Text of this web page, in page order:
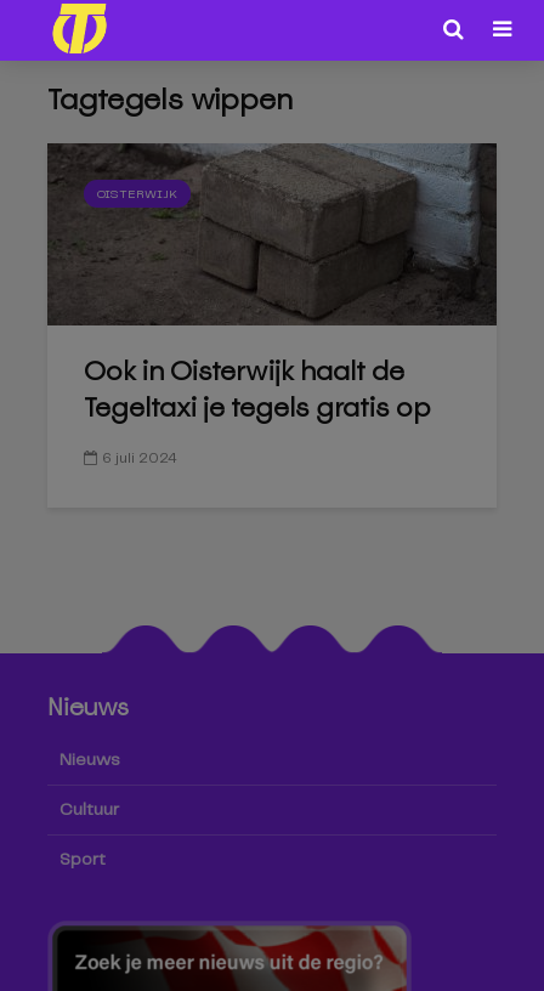
Tagtegels wippen
OISTERWIJK
Ook in Oisterwijk haalt de
Tegeltaxi je tegels gratis op
6 juli 2024
Nieuws
Nieuws
Cultuur
Sport